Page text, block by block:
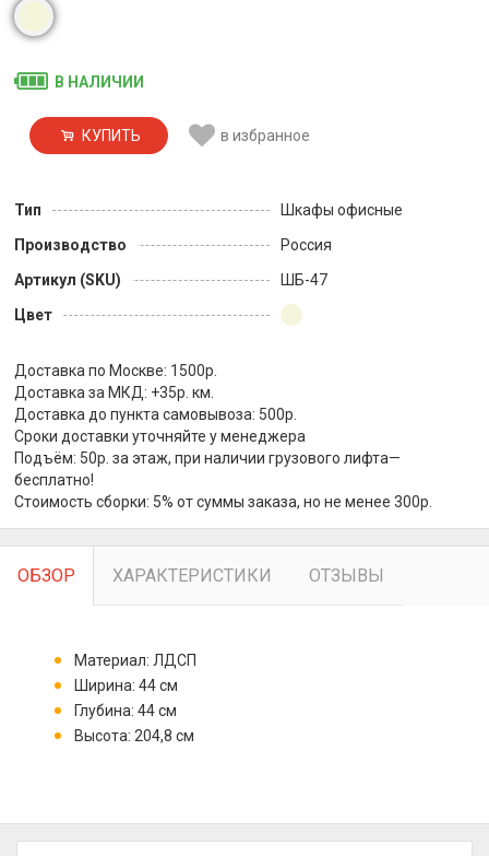
В НАЛИЧИИ
КУПИТЬ в избранное
Тип
Шкафы офисные
Производство
Россия
Артикул (SKU)
ШБ-47
Цвет
Доставка по Москве: 1500р.
Доставка за МКД: +35р. км.
Доставка до пункта самовывоза: 500р.
Сроки доставки уточняйте у менеджера
Подъём: 50р. за этаж, при наличии грузового лифта—
бесплатно!
Стоимость сборки: 5% от суммы заказа, но не менее 300р.
ОБЗОР ХАРАКТЕРИСТИКИ ОТЗЫВЫ
Материал: ЛДСП
Ширина: 44 см
Глубина: 44 см
Высота: 204,8 см